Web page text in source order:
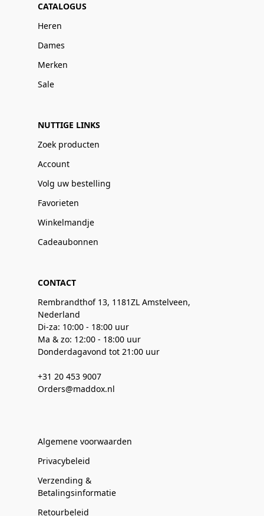
CATALOGUS
Heren
Dames
Merken
Sale
NUTTIGE LINKS
Zoek producten
Account
Volg uw bestelling
Favorieten
Winkelmandje
Cadeaubonnen
CONTACT
Rembrandthof 13, 1181ZL Amstelveen,
Nederland
Di-za: 10:00 - 18:00 uur
Ma & zo: 12:00 - 18:00 uur
Donderdagavond tot 21:00 uur
+31 20 453 9007
Orders@maddox.nl
Algemene voorwaarden
Privacybeleid
Verzending &
Betalingsinformatie
Retourbeleid